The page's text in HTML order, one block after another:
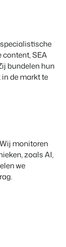
Concerns &
content, SEA
bundelen hun
de markt te
monitoren
zoals AI,
we